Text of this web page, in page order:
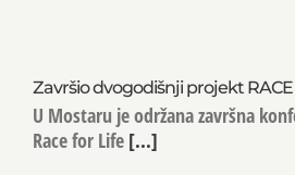
Završio dvogodišnji projekt RACE
U Mostaru je održana završna
Race for Life [...]